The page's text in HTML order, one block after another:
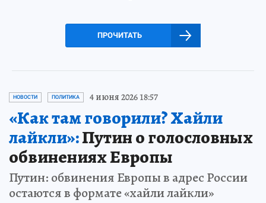
ПРОЧИТАТЬ
НОВОСТИ ПОЛИТИКА 4 июня 2026 18:57
«Как там говорили? Хайли
лайкли»:Путин о голословных
обвинениях Европы
Путин: обвинения Европы в адрес России
остаются в формате «хайли лайкли»